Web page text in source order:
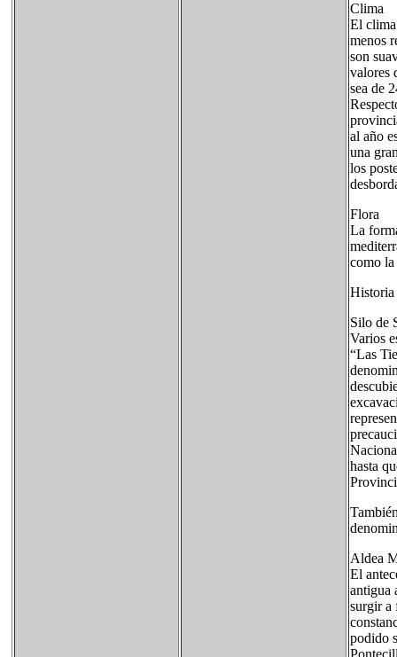
Clima
El clima
menos
son
valores
sea de
al año
una
los
Flora
La
como la
Historia
Silo de
Varios
“Las
hasta
Aldea
El
antigua
surgir a
podido